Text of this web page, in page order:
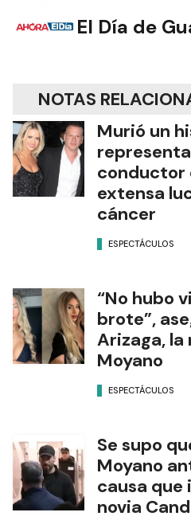
El Día de
NOTAS
Murió un
conductor
extensa
cáncer
ESPECTÁCULOS
“No hubo
brote”,
Arizaga, la
Moyano
ESPECTÁCULOS
Se supo
Moyano
causa que
novia